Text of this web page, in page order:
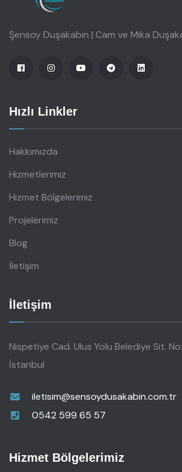
Şensoy Duşakabin | Cam ve Mika
Hızlı Linkler
Hakkımızda
Hizmetlerimiz
Hizmet Bölgelerimiz
Projelerimiz
Blog
İletişim
İletişim
Nispetiye Cad. Ulus Yolu Belediye Sit.
İstanbul
iletisim@sensoydusakabin.com.tr
0542 599 65 57
Hizmet Bölgelerimiz